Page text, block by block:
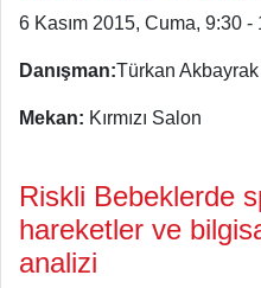
6 Kasım 2015, Cuma, 9:30 -
Danışman:Türkan Akbayrak
Mekan: Kırmızı Salon
Riskli Bebeklerde
hareketler ve
analizi